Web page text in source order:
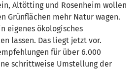
Altötting und Rosenheim wollen
Grünflächen mehr Natur wagen.
eigenes ökologisches
lassen. Das liegt jetzt vor.
für über 6.000
schrittweise Umstellung der